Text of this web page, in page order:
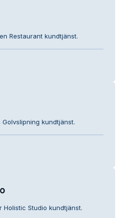
Restaurant kundtjänst.
kundtjänst.
Holistic Studio kundtjänst.